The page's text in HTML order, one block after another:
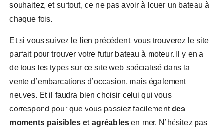
souhaitez, et surtout, de ne pas avoir à louer un bateau à
chaque fois.
Et si vous suivez le lien précédent, vous trouverez le site
parfait pour trouver votre futur bateau à moteur. Il y en a
de tous les types sur ce site web spécialisé dans la
vente d’embarcations d’occasion, mais également
neuves. Et il faudra bien choisir celui qui vous
correspond pour que vous passiez facilementdes
moments paisibles et agréablesen mer. N’hésitez pas